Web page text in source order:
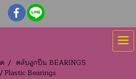
ตลับลูกปืน BEARINGS
Bearings